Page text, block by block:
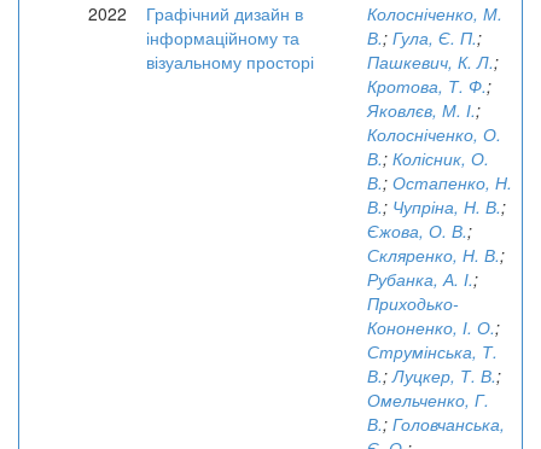
2022
Графічний дизайн в
інформаційному та
візуальному просторі
Колосніченко, М.
В.; Гула, Є. П.;
Пашкевич, К. Л.;
Кротова, Т. Ф.;
Яковлєв, М. І.;
Колосніченко, О.
В.; Колісник, О.
В.; Остапенко, Н.
В.; Чупріна, Н. В.;
Єжова, О. В.;
Скляренко, Н. В.;
Рубанка, А. І.;
Приходько-
Кононенко, І. О.;
Струмінська, Т.
В.;Луцкер, Т. В.;
Омельченко, Г.
В.; Головчанська,